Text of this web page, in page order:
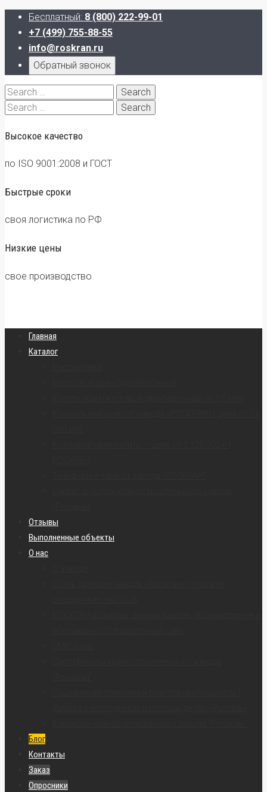
Бесплатный: 8 (800) 222-99-01
+7 (499) 755-88-55
info@roskran.ru
Обратный звонок
Search
for:
Search
Высокое качество
по ISO 9001:2008 и ГОСТ
Быстрые сроки
своя логистика по РФ
Низкие цены
свое производство
Главная
Каталог
Отзывы
Выполненные объекты
О нас
Блог
Контакты
Заказ
Опросники